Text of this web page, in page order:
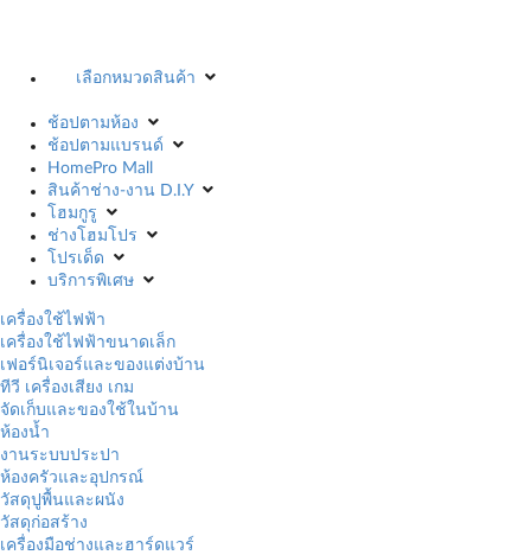
เลือกหมวดสินค้า
ช้อปตามห้อง
ช้อปตามแบรนด์
HomePro Mall
สินค้าช่าง-งาน D.I.Y
โฮมกูรู
ช่างโฮมโปร
โปรเด็ด
บริการพิเศษ
เครื่องใช้ไฟฟ้า
เครื่องใช้ไฟฟ้าขนาดเล็ก
เฟอร์นิเจอร์และของแต่งบ้าน
ทีวี เครื่องเสียง เกม
จัดเก็บและของใช้ในบ้าน
ห้องน้ำ
งานระบบประปา
ห้องครัวและอุปกรณ์
วัสดุปูพื้นและผนัง
วัสดุก่อสร้าง
เครื่องมือช่างและฮาร์ดแวร์